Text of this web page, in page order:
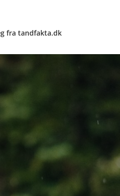
fra tandfakta.dk